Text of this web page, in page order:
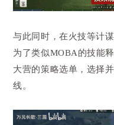
与此同时，在火技等计
为了类似MOBA的技能
大营的策略选单，选择
线。